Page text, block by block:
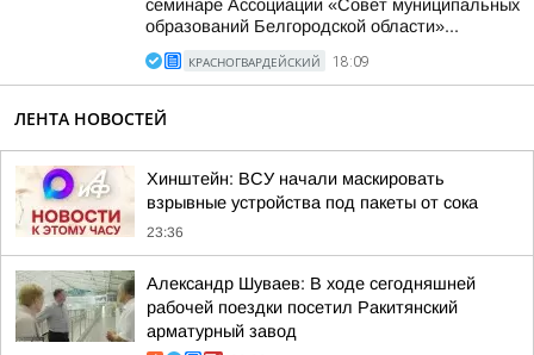
семинаре Ассоциации «Совет муниципальных
образований Белгородской области»...
КРАСНОГВАРДЕЙСКИЙ 18:09
ЛЕНТА НОВОСТЕЙ
Хинштейн: ВСУ начали маскировать
взрывные устройства под пакеты от сока
23:36
Александр Шуваев: В ходе сегодняшней
рабочей поездки посетил Ракитянский
арматурный завод